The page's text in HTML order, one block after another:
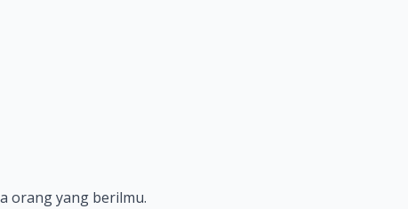
orang yang berilmu.